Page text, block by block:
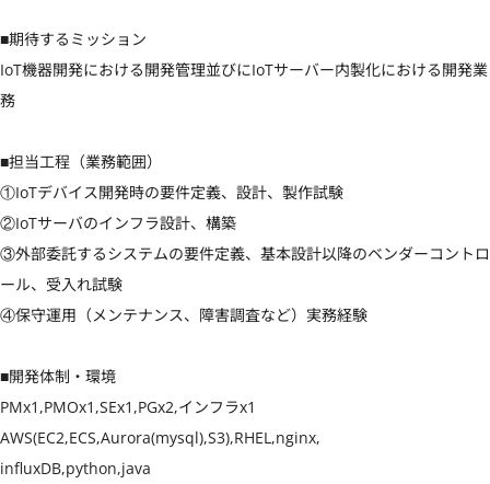
■期待するミッション
IoT機器開発における開発管理並びにIoTサーバー内製化における開発業
務
■担当工程（業務範囲）
①IoTデバイス開発時の要件定義、設計、製作試験
②IoTサーバのインフラ設計、構築
③外部委託するシステムの要件定義、基本設計以降のベンダーコントロ
ール、受入れ試験
④保守運用（メンテナンス、障害調査など）実務経験
■開発体制・環境
PMx1,PMOx1,SEx1,PGx2,インフラx1
AWS(EC2,ECS,Aurora(mysql),S3),RHEL,nginx,
influxDB,python,java